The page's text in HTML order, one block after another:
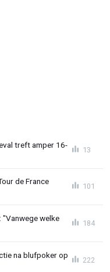
treft amper 16-
13
de France
101
"Vanwege welke
184
na blufpoker op
222